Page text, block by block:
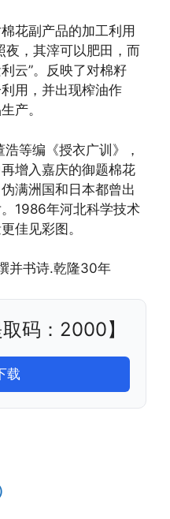
花副产品的加工利用
夜，其滓可以肥田，而
云”。反映了对棉籽
用，并出现榨油作
产。
等编《授衣广训》，
增入嘉庆的御题棉花
满洲国和日本都曾出
1986年河北科学技术
佳见彩图。
并书诗.乾隆30年
码：2000】
载